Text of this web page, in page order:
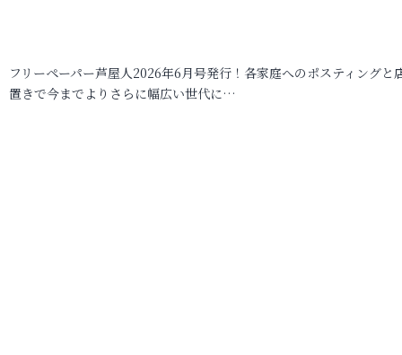
フリーペーパー芦屋人2026年6月号発行！各家庭へのポスティングと
置きで今までよりさらに幅広い世代に…